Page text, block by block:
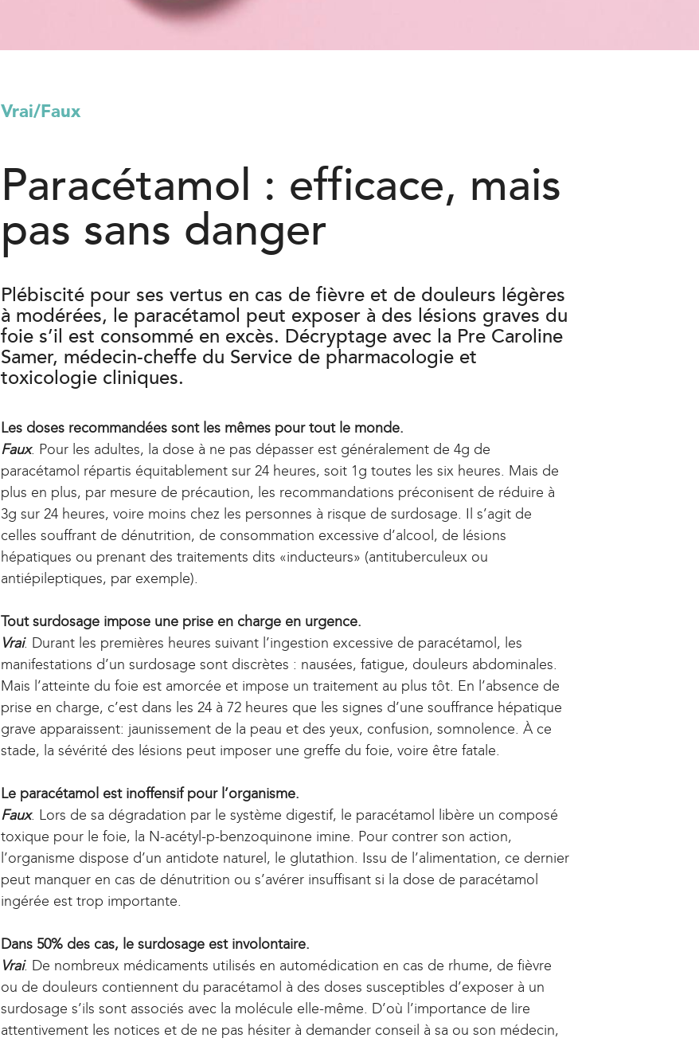
Vrai/Faux
Paracétamol : efficace, mais
pas sans danger
Plébiscité pour ses vertus en cas de fièvre et de douleurs légères
à modérées, le paracétamol peut exposer à des lésions graves du
foie s’il est consommé en excès. Décryptage avec la Pre Caroline
Samer, médecin-cheffe du Service de pharmacologie et
toxicologie cliniques.
Les doses recommandées sont les mêmes pour tout le monde.
Faux. Pour les adultes, la dose à ne pas dépasser est généralement de 4g de
paracétamol répartis équitablement sur 24 heures, soit 1g toutes les six heures. Mais de
plus en plus, par mesure de précaution, les recommandations préconisent de réduire à
3g sur 24 heures, voire moins chez les personnes à risque de surdosage. Il s’agit de
celles souffrant de dénutrition, de consommation excessive d’alcool, de lésions
hépatiques ou prenant des traitements dits «inducteurs» (antituberculeux ou
antiépileptiques, par exemple).
Tout surdosage impose une prise en charge en urgence.
Vrai. Durant les premières heures suivant l’ingestion excessive de paracétamol, les
manifestations d’un surdosage sont discrètes : nausées, fatigue, douleurs abdominales.
Mais l’atteinte du foie est amorcée et impose un traitement au plus tôt. En l’absence de
prise en charge, c’est dans les 24 à 72 heures que les signes d’une souffrance hépatique
grave apparaissent: jaunissement de la peau et des yeux, confusion, somnolence. À ce
stade, la sévérité des lésions peut imposer une greffe du foie, voire être fatale.
Le paracétamol est inoffensif pour l’organisme.
Faux. Lors de sa dégradation par le système digestif, le paracétamol libère un composé
toxique pour le foie, la N-acétyl-p-benzoquinone imine. Pour contrer son action,
l’organisme dispose d’un antidote naturel, le glutathion. Issu de l’alimentation, ce dernier
peut manquer en cas de dénutrition ou s’avérer insuffisant si la dose de paracétamol
ingérée est trop importante.
Dans 50% des cas, le surdosage est involontaire.
Vrai. De nombreux médicaments utilisés en automédication en cas de rhume, de fièvre
ou de douleurs contiennent du paracétamol à des doses susceptibles d’exposer à un
surdosage s’ils sont associés avec la molécule elle-même. D’où l’importance de lire
attentivement les notices et de ne pas hésiter à demander conseil à sa ou son médecin,